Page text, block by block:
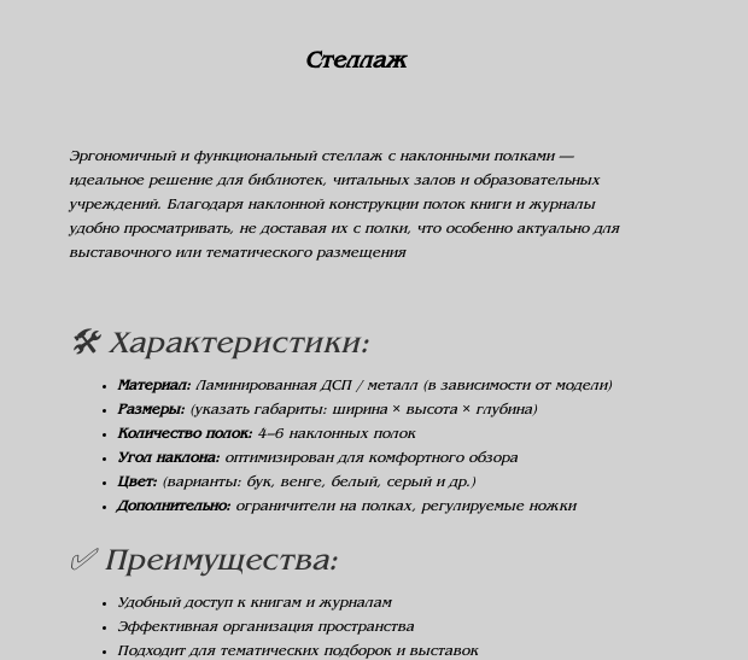
Стеллаж
Эргономичный и функциональный стеллаж с наклонными полками —
идеальное решение для библиотек, читальных залов и образовательных
учреждений. Благодаря наклонной конструкции полок книги и журналы
удобно просматривать, не доставая их с полки, что особенно актуально для
выставочного или тематического размещения
🛠️ Характеристики:
Материал: Ламинированная ДСП / металл (в зависимости от модели)
Размеры: (указать габариты: ширина × высота × глубина)
Количество полок: 4–6 наклонных полок
Угол наклона: оптимизирован для комфортного обзора
Цвет: (варианты: бук, венге, белый, серый и др.)
Дополнительно: ограничители на полках, регулируемые ножки
✅ Преимущества:
Удобный доступ к книгам и журналам
Эффективная организация пространства
Подходит для тематических подборок и выставок